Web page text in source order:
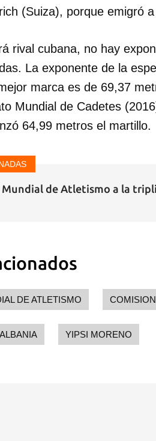
(Suiza), porque emigró
rival cubana, no hay
La exponente de la
marca es de 69,37
Mundial de Cadetes
64,99 metros el martillo.
Mundial de Atletismo a la
DE ATLETISMO
ALBANIA YIPSI MORENO